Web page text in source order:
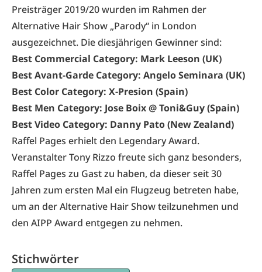
Preisträger 2019/20 wurden im Rahmen der
Alternative Hair Show „Parody“ in London
ausgezeichnet. Die diesjährigen Gewinner sind:
Best Commercial Category: Mark Leeson (UK)
Best Avant-Garde Category: Angelo Seminara (UK)
Best Color Category: X-Presion (Spain)
Best Men Category: Jose Boix @ Toni&Guy (Spain)
Best Video Category: Danny Pato (New Zealand)
Raffel Pages erhielt den Legendary Award.
Veranstalter Tony Rizzo freute sich ganz besonders,
Raffel Pages zu Gast zu haben, da dieser seit 30
Jahren zum ersten Mal ein Flugzeug betreten habe,
um an der Alternative Hair Show teilzunehmen und
den AIPP Award entgegen zu nehmen.
Stichwörter